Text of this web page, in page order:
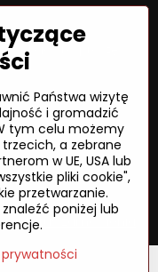
sekcja Sro, proszę
Status zamówienia
Państwa wizytę
i gromadzić
tym celu możemy
trzecich, a zebrane
w UE, USA lub
pliki cookie",
przetwarzanie.
poniżej lub